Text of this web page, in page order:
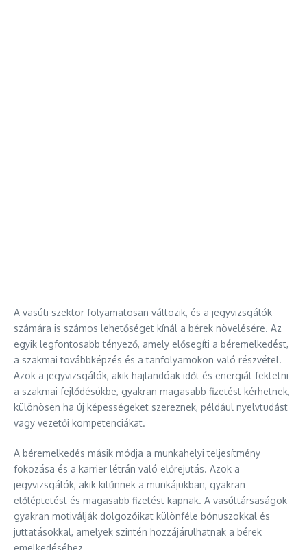
A vasúti szektor folyamatosan változik, és a jegyvizsgálók
számára is számos lehetőséget kínál a bérek növelésére. Az
egyik legfontosabb tényező, amely elősegíti a béremelkedést,
a szakmai továbbképzés és a tanfolyamokon való részvétel.
Azok a jegyvizsgálók, akik hajlandóak időt és energiát fektetni
a szakmai fejlődésükbe, gyakran magasabb fizetést kérhetnek,
különösen ha új képességeket szereznek, például nyelvtudást
vagy vezetői kompetenciákat.
A béremelkedés másik módja a munkahelyi teljesítmény
fokozása és a karrier létrán való előrejutás. Azok a
jegyvizsgálók, akik kitűnnek a munkájukban, gyakran
előléptetést és magasabb fizetést kapnak. A vasúttársaságok
gyakran motiválják dolgozóikat különféle bónuszokkal és
juttatásokkal, amelyek szintén hozzájárulhatnak a bérek
emelkedéséhez.